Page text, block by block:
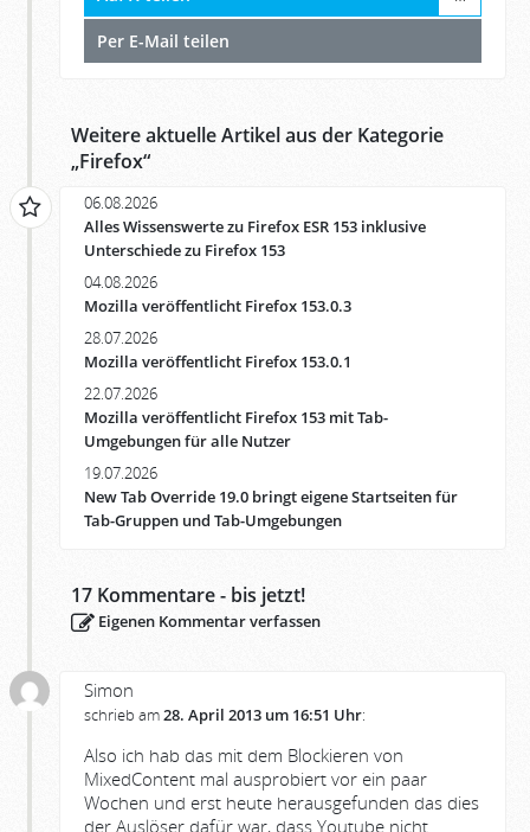
Per E-Mail teilen
Weitere aktuelle Artikel aus der Kategorie
„Firefox“
06.08.2026
Alles Wissenswerte zu Firefox ESR 153 inklusive
Unterschiede zu Firefox 153
04.08.2026
Mozilla veröffentlicht Firefox 153.0.3
28.07.2026
Mozilla veröffentlicht Firefox 153.0.1
22.07.2026
Mozilla veröffentlicht Firefox 153 mit Tab-
Umgebungen für alle Nutzer
19.07.2026
New Tab Override 19.0 bringt eigene Startseiten für
Tab-Gruppen und Tab-Umgebungen
17 Kommentare - bis jetzt!
Eigenen Kommentar verfassen
Simon
schrieb am28. April 2013 um 16:51 Uhr:
Also ich hab das mit dem Blockieren von
MixedContent mal ausprobiert vor ein paar
Wochen und erst heute herausgefunden das dies
der Auslöser dafür war, dass Youtube nicht